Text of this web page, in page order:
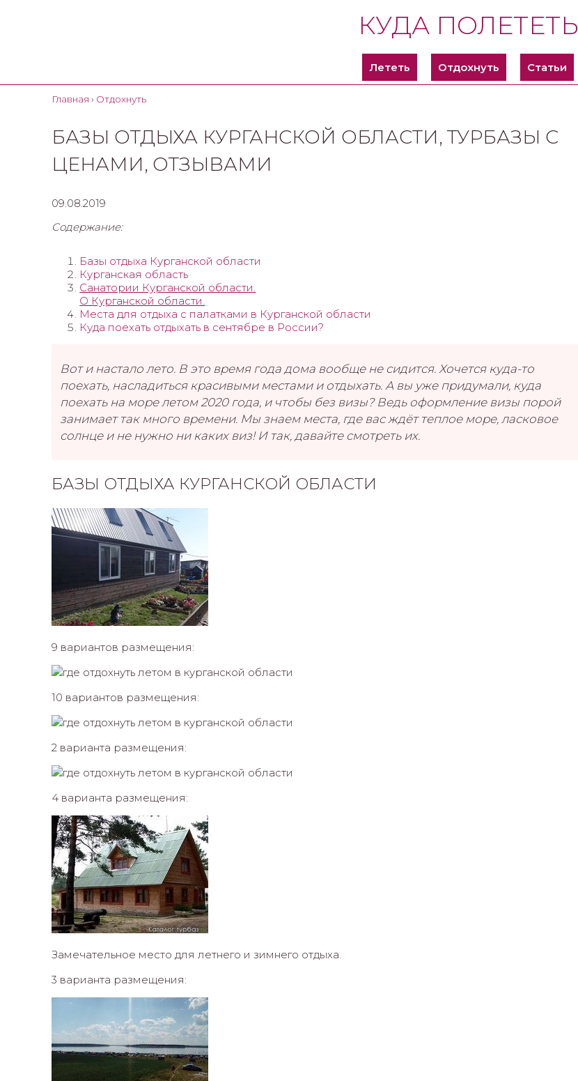
КУДА ПОЛЕТЕТЬ
Лететь Отдохнуть Статьи
Главная › Отдохнуть
БАЗЫ ОТДЫХА КУРГАНСКОЙ ОБЛАСТИ, ТУРБАЗЫ С
ЦЕНАМИ, ОТЗЫВАМИ
09.08.2019
Содержание:
Базы отдыха Курганской области
Курганская область
Санатории Курганской области.
О Курганской области.
Места для отдыха с палатками в Курганской области
Куда поехать отдыхать в сентябре в России?
Вот и настало лето. В это время года дома вообще не сидится. Хочется куда-то
поехать, насладиться красивыми местами и отдыхать. А вы уже придумали, куда
поехать на море летом 2020 года, и чтобы без визы? Ведь оформление визы порой
занимает так много времени. Мы знаем места, где вас ждёт теплое море, ласковое
солнце и не нужно ни каких виз! И так, давайте смотреть их.
БАЗЫ ОТДЫХА КУРГАНСКОЙ ОБЛАСТИ
9 вариантов размещения:
10 вариантов размещения:
2 варианта размещения:
4 варианта размещения:
Замечательное место для летнего и зимнего отдыха.
3 варианта размещения: